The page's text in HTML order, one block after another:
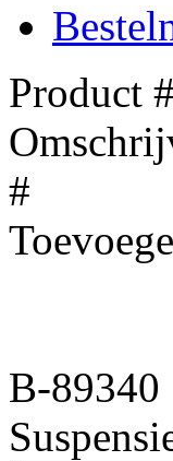
Product #
#
B-89340